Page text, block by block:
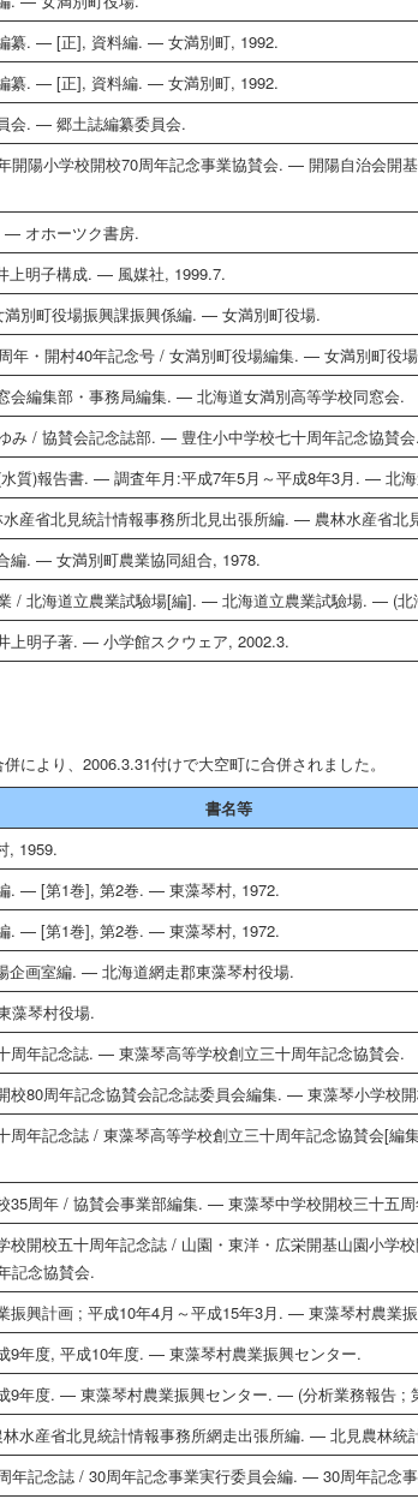
纂. — [正], 資料編. — 女満別町, 1992.
纂. — [正], 資料編. — 女満別町, 1992.
会. — 郷土誌編纂委員会.
開陽小学校開校70周年記念事業協賛会. — 開陽自治会開
— オホーツク書房.
上明子構成. — 風媒社, 1999.7.
別町役場振興課振興係編. — 女満別町役場.
年・開村40年記念号 / 女満別町役場編集. — 女満別町役
会編集部・事務局編集. — 北海道女満別高等学校同窓会.
み / 協賛会記念誌部. — 豊住小中学校七十周年記念協賛会.
質)報告書. — 調査年月:平成7年5月～平成8年3月. — 北
産省北見統計情報事務所北見出張所編. — 農林水産省北
編. — 女満別町農業協同組合, 1978.
/ 北海道立農業試驗場[編]. — 北海道立農業試驗場. — (北
上明子著. — 小学館スクウェア, 2002.3.
により、2006.3.31付けで大空町に合併されました。
書名等
, 1959.
. — [第1巻], 第2巻. — 東藻琴村, 1972.
. — [第1巻], 第2巻. — 東藻琴村, 1972.
企画室編. — 北海道網走郡東藻琴村役場.
藻琴村役場.
周年記念誌. — 東藻琴高等学校創立三十周年記念協賛会.
校80周年記念協賛会記念誌委員会編集. — 東藻琴小学校
周年記念誌 / 東藻琴高等学校創立三十周年記念協賛会[
35周年 / 協賛会事業部編集. — 東藻琴中学校開校三十五
校開校五十周年記念誌 / 山園・東洋・広栄開基山園小学
記念協賛会.
振興計画 ; 平成10年4月～平成15年3月. — 東藻琴村農業
9年度, 平成10年度. — 東藻琴村農業振興センター.
9年度. — 東藻琴村農業振興センター. — (分析業務報告 ;
水産省北見統計情報事務所網走出張所編. — 北見農林統
年記念誌 / 30周年記念事業実行委員会編. — 30周年記念